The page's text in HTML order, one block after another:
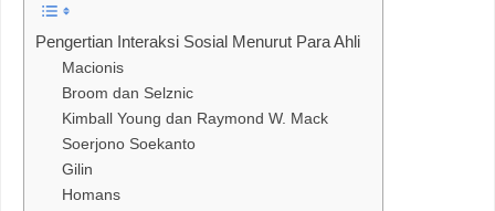
Pengertian Interaksi Sosial Menurut Para Ahli
Macionis
Broom dan Selznic
Kimball Young dan Raymond W. Mack
Soerjono Soekanto
Gilin
Homans